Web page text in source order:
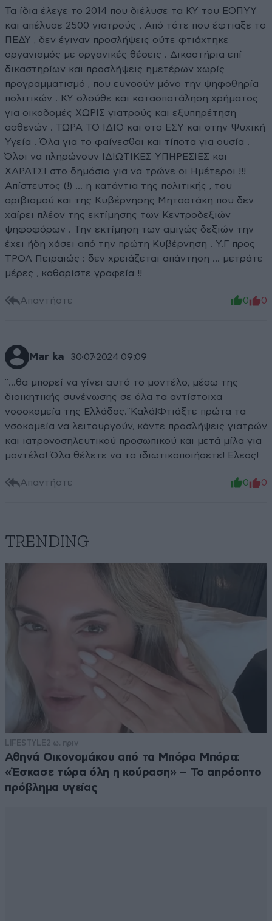
Τα ίδια έλεγε το 2014 που διέλυσε τα ΚΥ του ΕΟΠΥΥ
και απέλυσε 2500 γιατρούς . Από τότε που έφτιαξε το
ΠΕΔΥ , δεν έγιναν προσλήψεις ούτε φτιάχτηκε
οργανισμός με οργανικές θέσεις . Δικαστήρια επί
δικαστηρίων και προσλήψεις ημετέρων χωρίς
προγραμματισμό , που ευνοούν μόνο την ψηφοθηρία
πολιτικών . ΚΥ ολούθε και κατασπατάληση χρήματος
για οικοδομές ΧΩΡΙΣ γιατρούς και εξυπηρέτηση
ασθενών . ΤΩΡΑ ΤΟ ΙΔΙΟ και στο ΕΣΥ και στην Ψυχική
Υγεία . Όλα για το φαίνεσθαι και τίποτα για ουσία .
Όλοι να πληρώνουν ΙΔΙΩΤΙΚΕΣ ΥΠΗΡΕΣΙΕΣ και
ΧΑΡΑΤΣΙ στο δημόσιο για να τρώνε οι Ημέτεροι !!!
Απίστευτος (!) … η κατάντια της πολιτικής , του
αριβισμού και της Κυβέρνησης Μητσοτάκη που δεν
χαίρει πλέον της εκτίμησης των Κεντροδεξιών
ψηφοφόρων . Την εκτίμηση των αμιγώς δεξιών την
έχει ήδη χάσει από την πρώτη Κυβέρνηση . Υ.Γ προς
ΤΡΟΛ Πειραιώς : δεν χρειάζεται απάντηση … μετράτε
μέρες , καθαρίστε γραφεία !!
Απαντήστε 0 0
Mar ka 30·07·2024 09:09
¨...θα μπορεί να γίνει αυτό το μοντέλο, μέσω της
διοικητικής συνένωσης σε όλα τα αντίστοιχα
νοσοκομεία της Ελλάδος.¨Καλά!Φτιάξτε πρώτα τα
νσοκομεία να λειτουργούν, κάντε προσλήψεις γιατρών
και ιατρονοσηλευτικού προσωπικού και μετά μίλα για
μοντέλα! Όλα θέλετε να τα ιδιωτικοποιήσετε! Ελεος!
Απαντήστε 0 0
TRENDING
LIFESTYLE 2 ω. πριν
Αθηνά Οικονομάκου από τα Μπόρα Μπόρα:
«Έσκασε τώρα όλη η κούραση» – Το απρόοπτο
πρόβλημα υγείας